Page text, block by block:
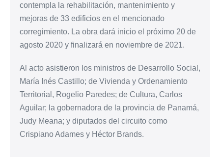
contempla la rehabilitación, mantenimiento y
mejoras de 33 edificios en el mencionado
corregimiento. La obra dará inicio el próximo 20 de
agosto 2020 y finalizará en noviembre de 2021.
Al acto asistieron los ministros de Desarrollo Social,
María Inés Castillo; de Vivienda y Ordenamiento
Territorial, Rogelio Paredes; de Cultura, Carlos
Aguilar; la gobernadora de la provincia de Panamá,
Judy Meana; y diputados del circuito como
Crispiano Adames y Héctor Brands.